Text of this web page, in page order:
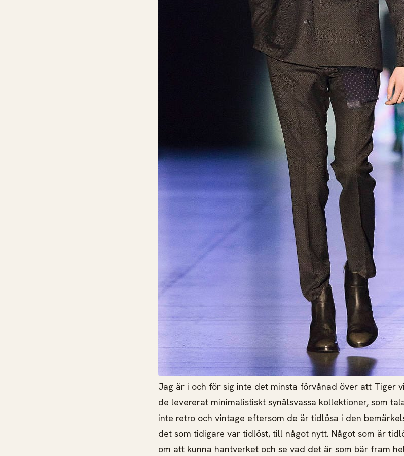
Jag är i och för sig inte det minsta förvånad över att Tiger
de levererat minimalistiskt synålsvassa kollektioner, som
inte retro och vintage eftersom de är tidlösa i den
det som tidigare var tidlöst, till något nytt. Något som är
om att kunna hantverket och se vad det är som bär fram